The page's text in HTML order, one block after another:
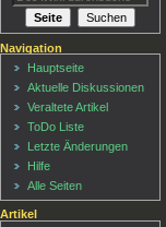
Navigation
Hauptseite
Aktuelle Diskussionen
Veraltete Artikel
ToDo Liste
Letzte Änderungen
Hilfe
Alle Seiten
Artikel